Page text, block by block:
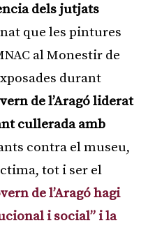
dels jutjats
que les pintures
al Monestir de
durant
de l’Aragó liderat
cullerada amb
contra el museu,
tot i ser el
de l’Aragó hagi
i social” i la